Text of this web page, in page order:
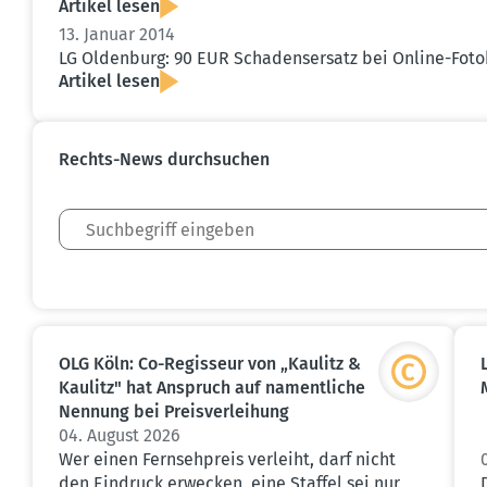
Artikel lesen
13. Januar 2014
LG Oldenburg: 90 EUR Schadens­ersatz bei Online-
Artikel lesen
Rechts-News durch­suchen
OLG Köln: Co-Regisseur von „Kaulitz &
Kaulitz" hat Anspruch auf nament­liche
Nennung bei Preis­ver­leihung
04. August 2026
Wer einen Fernsehpreis verleiht, darf nicht